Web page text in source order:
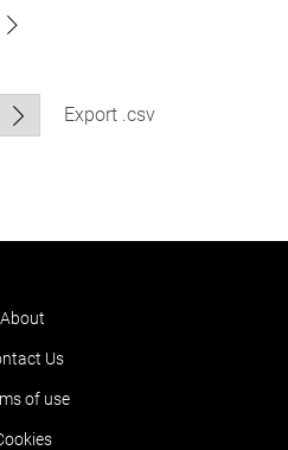
Export .csv
About
Us
of use